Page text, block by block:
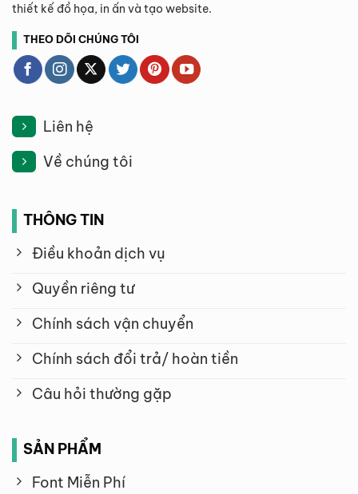
thiết kế đồ họa, in ấn và tạo website.
THEO DÕI CHÚNG TÔI
Liên hệ
Về chúng tôi
THÔNG TIN
Điều khoản dịch vụ
Quyền riêng tư
Chính sách vận chuyển
Chính sách đổi trả/ hoàn tiền
Câu hỏi thường gặp
SẢN PHẨM
Font Miễn Phí